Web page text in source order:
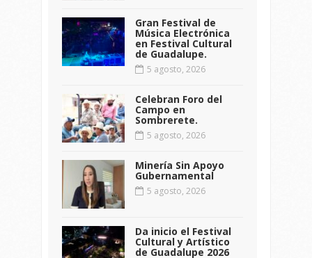
Gran Festival de
Música Electrónica
en Festival Cultural
de Guadalupe.
5 agosto, 2026
Celebran Foro del
Campo en
Sombrerete.
5 agosto, 2026
Minería Sin Apoyo
Gubernamental
5 agosto, 2026
Da inicio el Festival
Cultural y Artístico
de Guadalupe 2026